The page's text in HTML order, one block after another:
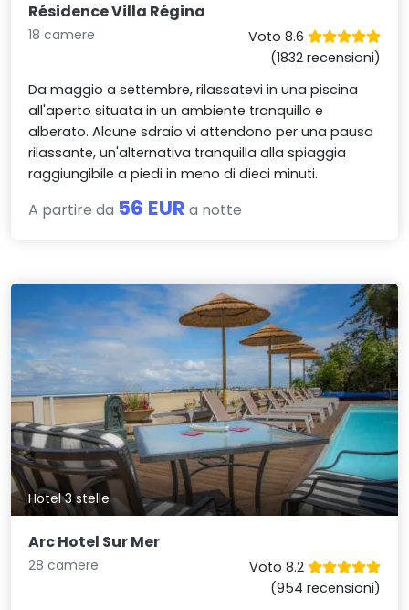
Résidence Villa Régina
18 camere
Voto 8.6
(1832 recensioni)
Da maggio a settembre, rilassatevi in una piscina
all'aperto situata in un ambiente tranquillo e
alberato. Alcune sdraio vi attendono per una pausa
rilassante, un'alternativa tranquilla alla spiaggia
raggiungibile a piedi in meno di dieci minuti.
A partire da 56 EUR a notte
Hotel 3 stelle
Arc Hotel Sur Mer
28 camere
Voto 8.2
(954 recensioni)